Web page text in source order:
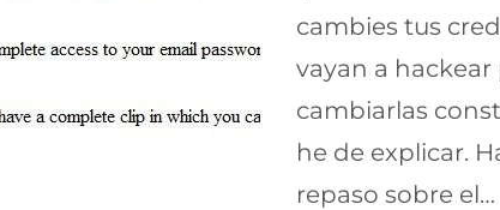
cambies tus
vayan a
cambiarlas
he de explicar.
repaso sobre el…